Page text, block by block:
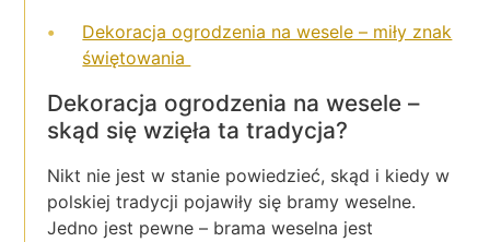
Dekoracja ogrodzenia na wesele – miły znak
świętowania
Dekoracja ogrodzenia na wesele –
skąd się wzięła ta tradycja?
Nikt nie jest w stanie powiedzieć, skąd i kiedy w
polskiej tradycji pojawiły się bramy weselne.
Jedno jest pewne – brama weselna jest